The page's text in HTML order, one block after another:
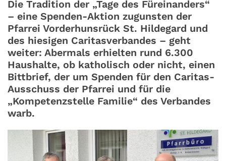
Die Tradition der „Tage des Füreinanders“
– eine Spenden-Aktion zugunsten der
Pfarrei Vorderhunsrück St. Hildegard und
des hiesigen Caritasverbandes – geht
weiter: Abermals erhielten rund 6.300
Haushalte, ob katholisch oder nicht, einen
Bittbrief, der um Spenden für den Caritas-
Ausschuss der Pfarrei und für die
„Kompetenzstelle Familie“ des Verbandes
warb.